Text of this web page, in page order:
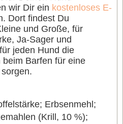
wir Dir ein kostenloses E-
Dort findest Du
und Große, für
Ja-Sager und
jeden Hund die
Barfen für eine
Erbsenmehl;
(Krill, 10 %);